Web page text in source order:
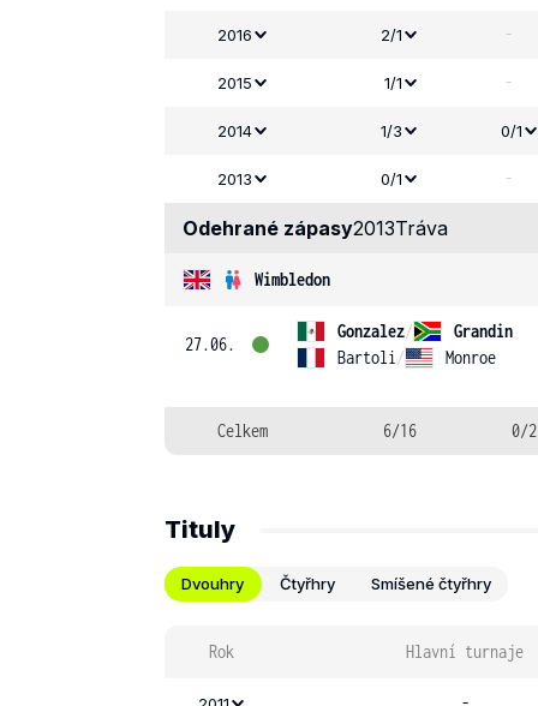
2016 2/1 -
2015 1/1 -
2014 1/3 0/1
2013 0/1 -
Odehrané zápasy2013Tráva
Wimbledon
27.06.
Gonzalez/
Grandin
Bartoli / Monroe
Celkem 6/16 0/2
Tituly
Dvouhry Čtyřhry Smíšené čtyřhry
Rok Hlavní turnaje